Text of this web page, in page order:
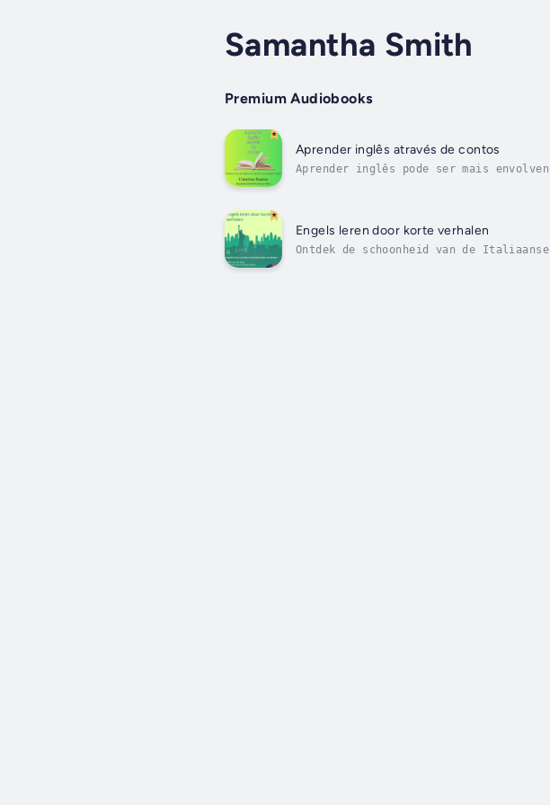
Samantha Smith
Premium Audiobooks
Aprender inglês através de contos
Aprender inglês pode ser mais
Engels leren door korte verhalen
Ontdek de schoonheid van de